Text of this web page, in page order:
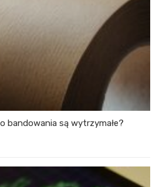
bandowania są wytrzymałe?